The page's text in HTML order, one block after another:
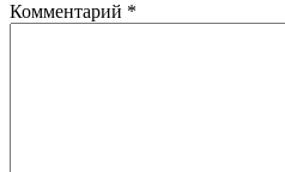
Комментарий *